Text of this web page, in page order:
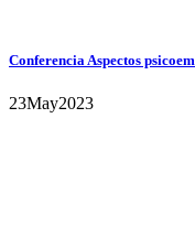
Conferencia Aspectos
23May2023